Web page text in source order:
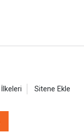
Sitene Ekle